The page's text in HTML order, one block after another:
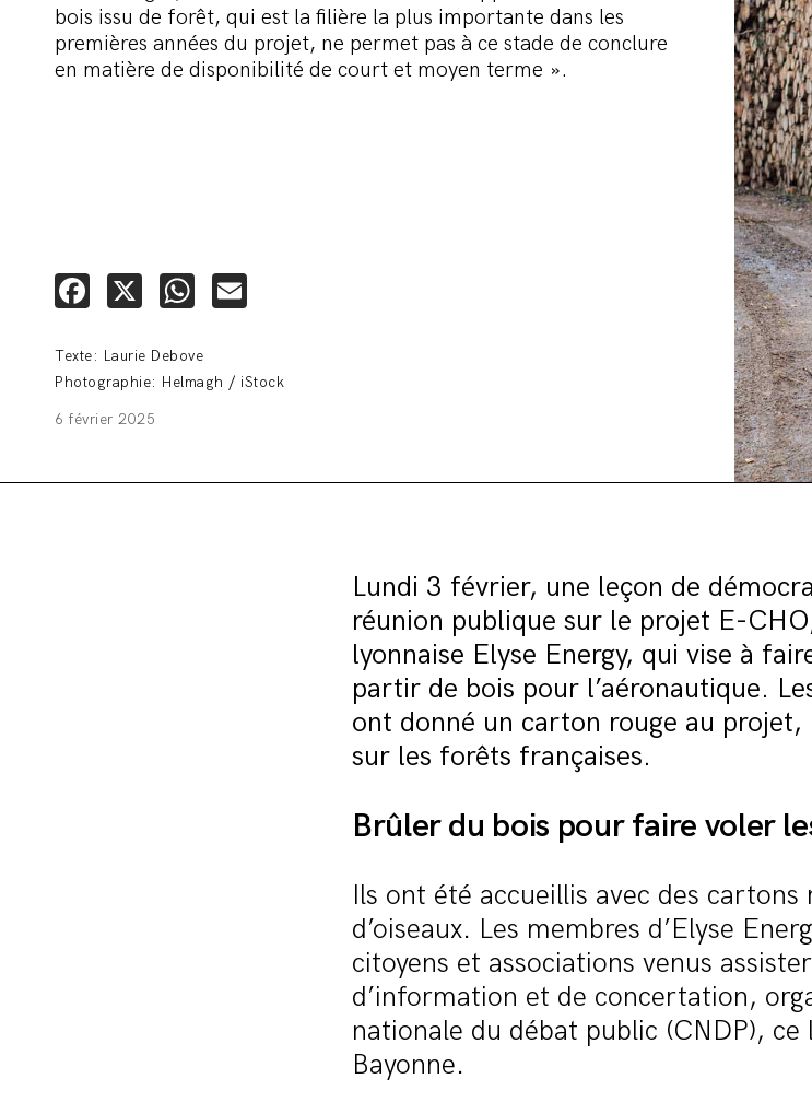
bois issu de forêt, qui est la filière la plus importante dans les
premières années du projet, ne permet pas à ce stade de conclure
en matière de disponibilité de court et moyen terme ».
Facebook
X WhatsApp
Texte: Laurie Debove
Photographie: Helmagh / iStock
6 février 2025
Lundi 3 février, une leçon de
réunion publique sur le projet E-
lyonnaise Elyse Energy, qui vise à
partir de bois pour l’aéronautique.
ont donné un carton rouge au
sur les forêts françaises.
Brûler du bois pour faire voler
Ils ont été accueillis avec des cartons
d’oiseaux. Les membres d’Elyse
citoyens et associations venus
d’information et de concertation,
nationale du débat public (CNDP),
Bayonne.